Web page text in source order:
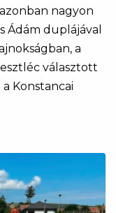
nagyon
Ádám duplájával
a
választott
Konstancai